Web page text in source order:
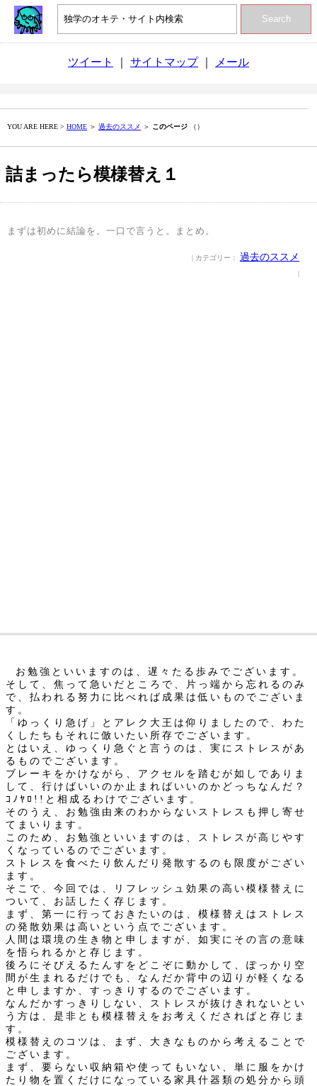
Search
ツイート サイトマップ｜ メール
YOU ARE HERE > HOME ＞ 過去のススメ ＞ このページ （）
詰まったら模様替え１
まずは初めに結論を。一口で言うと。まとめ。
| カテゴリー： 過去のススメ
|
お勉強といいますのは、遅々たる歩みでございます。
そして、焦って急いだところで、片っ端から忘れるのみ
で、払われる努力に比べれば成果は低いものでございま
す。
「ゆっくり急げ」とアレク大王は仰りましたので、わた
くしたちもそれに倣いたい所存でございます。
とはいえ、ゆっくり急ぐと言うのは、実にストレスがあ
るものでございます。
ブレーキをかけながら、アクセルを踏むが如しでありま
して、行けばいいのか止まればいいのかどっちなんだ？
ｺﾉﾔﾛ!!と相成るわけでございます。
そのうえ、お勉強由来のわからないストレスも押し寄せ
てまいります。
このため、お勉強といいますのは、ストレスが高じやす
くなっているのでございます。
ストレスを食べたり飲んだり発散するのも限度がござい
ます。
そこで、今回では、リフレッシュ効果の高い模様替えに
ついて、お話したく存じます。
まず、第一に行っておきたいのは、模様替えはストレス
の発散効果は高いという点でございます。
人間は環境の生き物と申しますが、如実にその言の意味
を悟られるかと存じます。
後ろにそびえるたんすをどこぞに動かして、ぽっかり空
間が生まれるだけでも、なんだか背中の辺りが軽くなる
と申しますか、すっきりするのでございます。
なんだかすっきりしない、ストレスが抜けきれないとい
う方は、是非とも模様替えをお考えくださればと存じま
す。
模様替えのコツは、まず、大きなものから考えることで
ございます。
まず、要らない収納箱や使ってもいない、単に服をかけ
たり物を置くだけになっている家具什器類の処分から頭